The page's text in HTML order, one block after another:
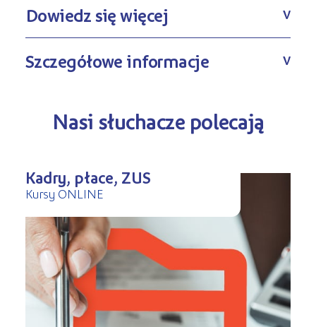
Dowiedz się więcej V
Szczegółowe informacje V
Nasi słuchacze polecają
Kadry, płace, ZUS
Kursy ONLINE